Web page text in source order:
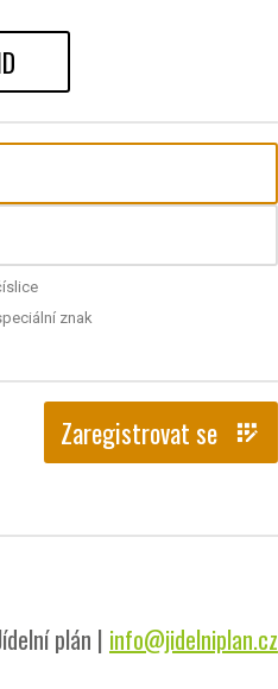
znak
Zaregistrovat se app_registration
plán | info@jidelniplan.cz